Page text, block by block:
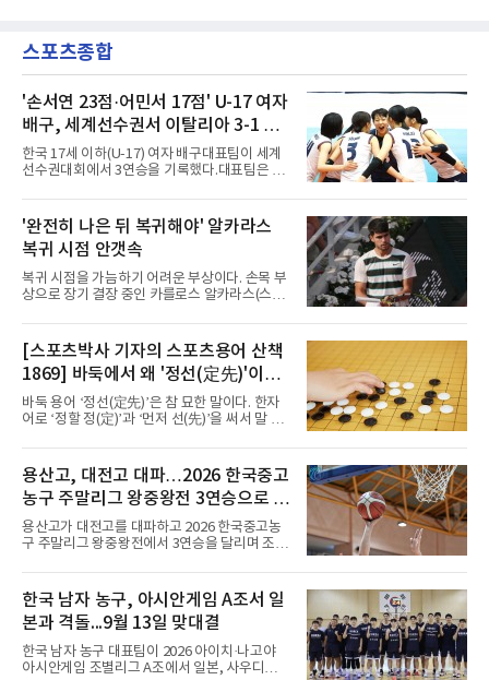
흔들었다.시점도 좋았다. 프랑스 올랭피크 리옹
이적설이 도는 배준호는 시즌 첫
쳐 당분간 출전이 어렵다고 밝혔다. 그는 후반 교
체 투입돼 두 골을 넣었으나 후반 22분 부상으로
에서 태어난 카스트로프는 측면 미드필더와 측
면 수비가 가능한 자원으로, 월드컵 남아프리카
공화국과의 조별리그 3차전에 출전했다. 해외
출생 혼혈 선수의 한국 남자 대표팀 월드컵 출전
은 그가 처음이다. 묀헨글라트바흐는 23일 DFB
포칼 1라운드, 29일 라이프치히
스포츠종합
'손서연 23점·어민서 17점' U-17 여자
배구, 세계선수권서 이탈리아 3-1 완
파...조별리그 3연승
한국 17세 이하(U-17) 여자 배구대표팀이 세계
선수권대회에서 3연승을 기록했다.대표팀은 9
FIVB U-17 여자 세계선수권대회 조별리그 D조
3차전에서 이탈리아를 3-1(25-14 25-19 13-25
25-20)로 꺾었다. 푸에르토리코, 대만에 이은 3
연승으로 승점 9를 쌓아 조 1위에 올랐다. 24개
팀이 6개 팀씩 4개 조로 나뉘어 조별리그를 치르
며 각 조 상위 4개 팀이 16강에 진출한다.지난해
U-16 아시아선수권 우승으로 처음 이 대회에 나
종반 점수 차를 벌려 승점 3을 챙겼다.블로킹은
7-16으로 밀렸지만 한국보다
'완전히 나은 뒤 복귀해야' 알카라스
복귀 시점 안갯속
복귀 시점을 가늠하기 어려운 부상이다. 손목 부
상으로 장기 결장 중인 카를로스 알카라스(스페
을지 관심이 쏠린다.얀니크 신네르(이탈리아)와
정상을 다투던 알카라스는 지난 4월 바르셀로나
오픈 이후 넉 달째 남자프로테니스(ATP) 투어 경
기에 나서지 못하고 있다. 9일 영국 BBC 등에 따
르면 그는 손목 힘줄을 감싸는 활막에 염증이 생
기는 건초염을 앓고 있다.이 부상이 까다로운 이
유가 있다. 반복적으로 라켓을 쥐고 휘두르는 동
최장 1년의 회복이 필요하다. 알카라스는 수술
은 받지 않았다. 라켓
[스포츠박사 기자의 스포츠용어 산책
1869] 바둑에서 왜 '정선(定先)'이라
말할까
바둑 용어 ‘정선(定先)’은 참 묘한 말이다. 한자
어로 ‘정할 정(定)’과 ‘먼저 선(先)’을 써서 말 그
이 먼저 두되 백에게 덤을 주지 않는 방식이다.
요즘 프로기사들의 대국은 대부분 ‘호선(互
先)’으로 치러지고, 백에게 6집 반 또는 7집 반의
덤을 주는 것이 일반적이다. (본 코너 1868회 ‘바
둑에서 왜 ‘호선(互先)’이라 말할까‘ 참조) 반면
정선에서는 흑이 먼저 두는 대신 덤이 없다. 한국
기원 역시 기력 차이를 표시하는 기준에서 정선
상선(先相先), 선이선(先二先) 등 여러 단계가
용산고, 대전고 대파…2026 한국중고
농구 주말리그 왕중왕전 3연승으로 조
1위 16강 진출
용산고가 대전고를 대파하고 2026 한국중고농
구 주말리그 왕중왕전에서 3연승을 달리며 조 1
우슬체육관에서 열린 대회 남고부 B조 예선 3차
전에서 대전고를 상대로 주전 선수들의 고른 활
약을 앞세워 108-33으로 대승을 거뒀다.용산고
는 배대범이 22점, 김민기가 19점, 이승민이 13
점을 올리며 공격을 이끌었다. 경기 초반부터 주
도권을 잡은 용산고는 일찌감치 승기를 굳히며
대전고에 큰 점수 차 승리를 거뒀다.이로써 용산
한국 남자 농구, 아시안게임 A조서 일
본과 격돌...9월 13일 맞대결
한국 남자 농구 대표팀이 2026 아이치·나고야
아시안게임 조별리그 A조에서 일본, 사우디아라